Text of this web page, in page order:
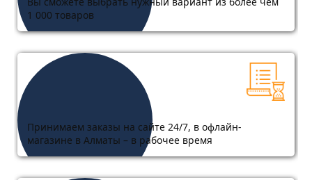
1 000 товаров
Принимаем заказы на сайте 24/7, в офлайн-
магазине в Алматы – в рабочее время